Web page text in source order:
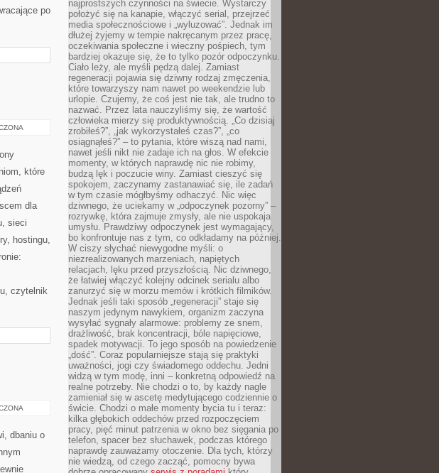
po
które
dla
sieci
hostingu,
czytelnik
dbaniu o
najprostszych czynności na świecie. Wystarczy
położyć się na kanapie, włączyć serial, przejrzeć
media społecznościowe i „wyluzować”. Jednak im
dłużej żyjemy w tempie nakręcanym przez pracę,
oczekiwania społeczne i wieczny pośpiech, tym
bardziej okazuje się, że to tylko pozór odpoczynku.
Ciało leży, ale myśli pędzą dalej. Zamiast
regeneracji pojawia się dziwny rodzaj zmęczenia,
które towarzyszy nam nawet po weekendzie lub
urlopie. Czujemy, że coś jest nie tak, ale trudno to
nazwać. Przez lata nauczyliśmy się, że wartość
człowieka mierzy się produktywnością. „Co dzisiaj
zrobiłeś?”, „jak wykorzystałeś czas?”, „co
osiągnąłeś?” – to pytania, które wiszą nad nami,
nawet jeśli nikt nie zadaje ich na głos. W efekcie
momenty, w których naprawdę nic nie robimy,
budzą lęk i poczucie winy. Zamiast cieszyć się
spokojem, zaczynamy zastanawiać się, ile zadań
w tym czasie mógłbyśmy odhaczyć. Nic więc
dziwnego, że uciekamy w „odpoczynek pozorny” –
rozrywkę, która zajmuje zmysły, ale nie uspokaja
umysłu. Prawdziwy odpoczynek jest wymagający,
bo konfrontuje nas z tym, co odkładamy na później.
W ciszy słychać niewygodne myśli: o
niezrealizowanych marzeniach, napiętych
relacjach, lęku przed przyszłością. Nic dziwnego,
że łatwiej włączyć kolejny odcinek serialu albo
zanurzyć się w morzu memów i krótkich filmików.
Jednak jeśli taki sposób „regeneracji” staje się
naszym jedynym nawykiem, organizm zaczyna
wysyłać sygnały alarmowe: problemy ze snem,
drażliwość, brak koncentracji, bóle napięciowe,
spadek motywacji. To jego sposób na powiedzenie
„dość”. Coraz popularniejsze stają się praktyki
uważności, jogi czy świadomego oddechu. Jedni
widzą w tym modę, inni – konkretną odpowiedź na
realne potrzeby. Nie chodzi o to, by każdy nagle
zamieniał się w ascetę medytującego codziennie o
świcie. Chodzi o małe momenty bycia tu i teraz:
kilka głębokich oddechów przed rozpoczęciem
pracy, pięć minut patrzenia w okno bez sięgania po
telefon, spacer bez słuchawek, podczas którego
naprawdę zauważamy otoczenie. Dla tych, którzy
nie wiedzą, od czego zacząć, pomocny bywa